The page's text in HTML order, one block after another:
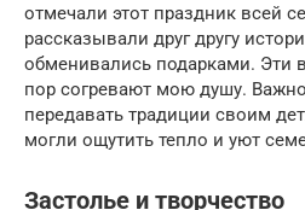
отмечали этот праздник всей
рассказывали друг другу
обменивались подарками. Эти
пор согревают мою душу.
передавать традиции своим
могли ощутить тепло и уют
Застолье и творчество